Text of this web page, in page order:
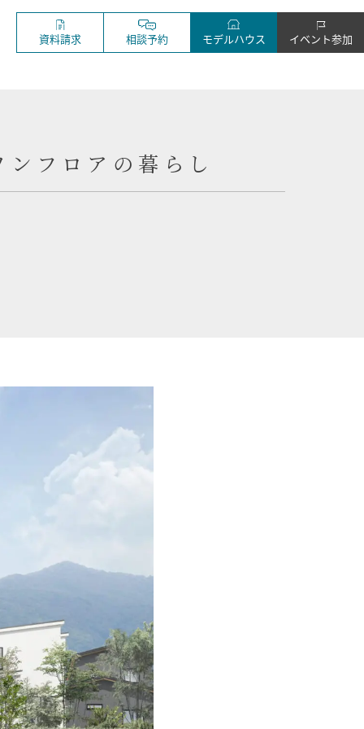
資料請求 相談予約 モデルハウス イベント参加
フロアの暮らし